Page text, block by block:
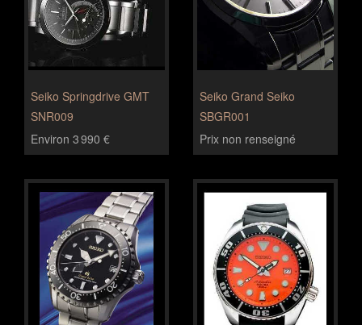
Seiko Springdrive GMT
SNR009
Environ 3 990 €
Seiko Grand Seiko
SBGR001
Prix non renseigné